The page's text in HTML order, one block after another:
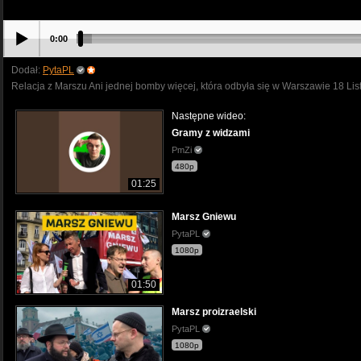
0:00
Dodał: PytaPL
Relacja z Marszu Ani jednej bomby więcej, która odbyła się w Warszawie 18
01:25
Następne wideo:
Gramy z widzami
PmZi
480p
01:50
Marsz Gniewu
PytaPL
1080p
Marsz proizraelski
PytaPL
1080p